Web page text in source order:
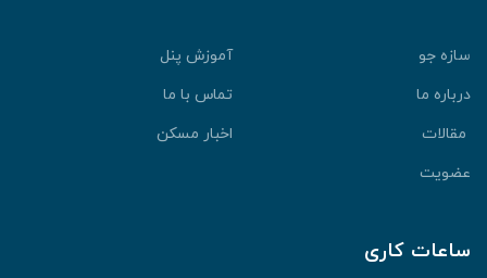
سازه جو
آموزش پنل
درباره ما
تماس با ما
مقالات
اخبار مسکن
عضویت
ساعات کاری